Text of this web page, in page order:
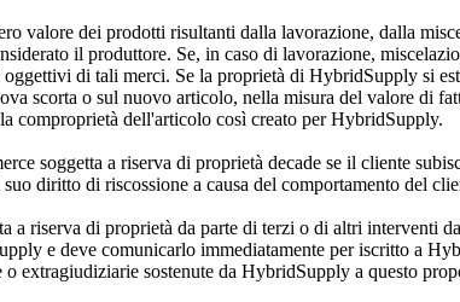
valore dei prodotti risultanti dalla lavorazione, dalla
il produttore. Se, in caso di lavorazione,
di tali merci. Se la proprietà di HybridSupply si
scorta o sul nuovo articolo, nella misura del valore di
comproprietà dell'articolo così creato per HybridSupply.
soggetta a riserva di proprietà decade se il cliente
diritto di riscossione a causa del comportamento del
a riserva di proprietà da parte di terzi o di altri
e deve comunicarlo immediatamente per iscritto a
extragiudiziarie sostenute da HybridSupply a questo